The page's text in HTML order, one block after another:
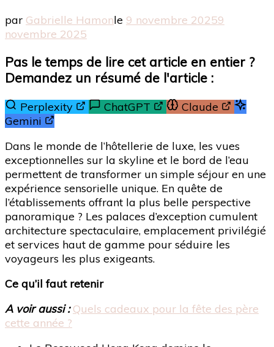
par Gabrielle Hamonle 9 novembre 20259
novembre 2025
Pas le temps de lire cet article en entier ?
Demandez un résumé de l'article :
Perplexity ChatGPT
Claude
Gemini
Dans le monde de l’hôtellerie de luxe, les vues
exceptionnelles sur la skyline et le bord de l’eau
permettent de transformer un simple séjour en une
expérience sensorielle unique. En quête de
l’établissements offrant la plus belle perspective
panoramique ? Les palaces d’exception cumulent
architecture spectaculaire, emplacement privilégié
et services haut de gamme pour séduire les
voyageurs les plus exigeants.
Ce qu’il faut retenir
A voir aussi : Quels cadeaux pour la fête des père
cette année ?